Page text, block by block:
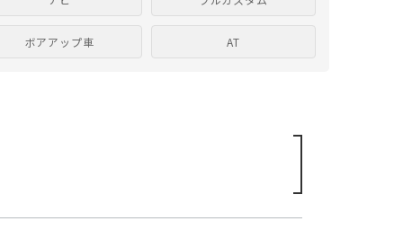
ボアアップ車 AT